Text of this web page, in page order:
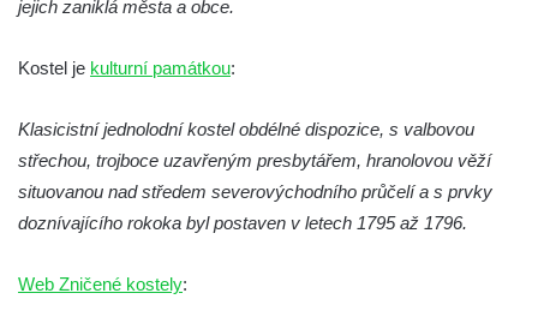
Křížová cesta Římov – XI. kaple – Ježíš
Křížová cesta Římov – X. kaple – U
Křížová cesta Římov – IX. kaple – U
chromého žida
Křížová cesta Římov – VII. kaple – Políbení
jejich zaniklá města a obce.
Kostel je kulturní památkou:
Klasicistní jednolodní kostel obdélné dispozice, s valbovou
střechou, trojboce uzavřeným presbytářem, hranolovou věží
situovanou nad středem severovýchodního průčelí a s prvky
doznívajícího rokoka byl postaven v letech 1795 až 1796.
Web Zničené kostely: